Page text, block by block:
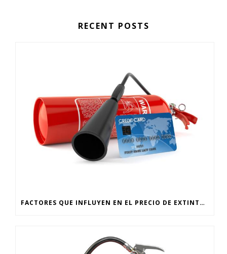
RECENT POSTS
FACTORES QUE INFLUYEN EN EL PRECIO DE EXTINTORES EN CDMX